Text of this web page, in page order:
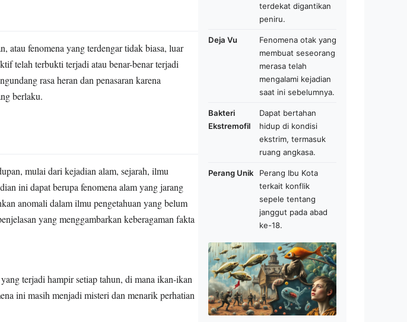
atau fenomena yang terdengar tidak biasa, luar
telah terbukti terjadi atau benar-benar terjadi
rasa heran dan penasaran karena
berlaku.
mulai dari kejadian alam, sejarah, ilmu
ini dapat berupa fenomena alam yang jarang
anomali dalam ilmu pengetahuan yang belum
yang menggambarkan keberagaman fakta
terjadi hampir setiap tahun, di mana ikan-ikan
ini masih menjadi misteri dan menarik perhatian
terdekat digantikan
peniru.
Deja Vu
Fenomena otak yang
membuat seseorang
merasa telah
mengalami kejadian
saat ini sebelumnya.
Bakteri
Ekstremofil
Dapat bertahan
hidup di kondisi
ekstrim, termasuk
ruang angkasa.
Perang Unik
Perang Ibu Kota
terkait konflik
sepele tentang
janggut pada abad
ke-18.